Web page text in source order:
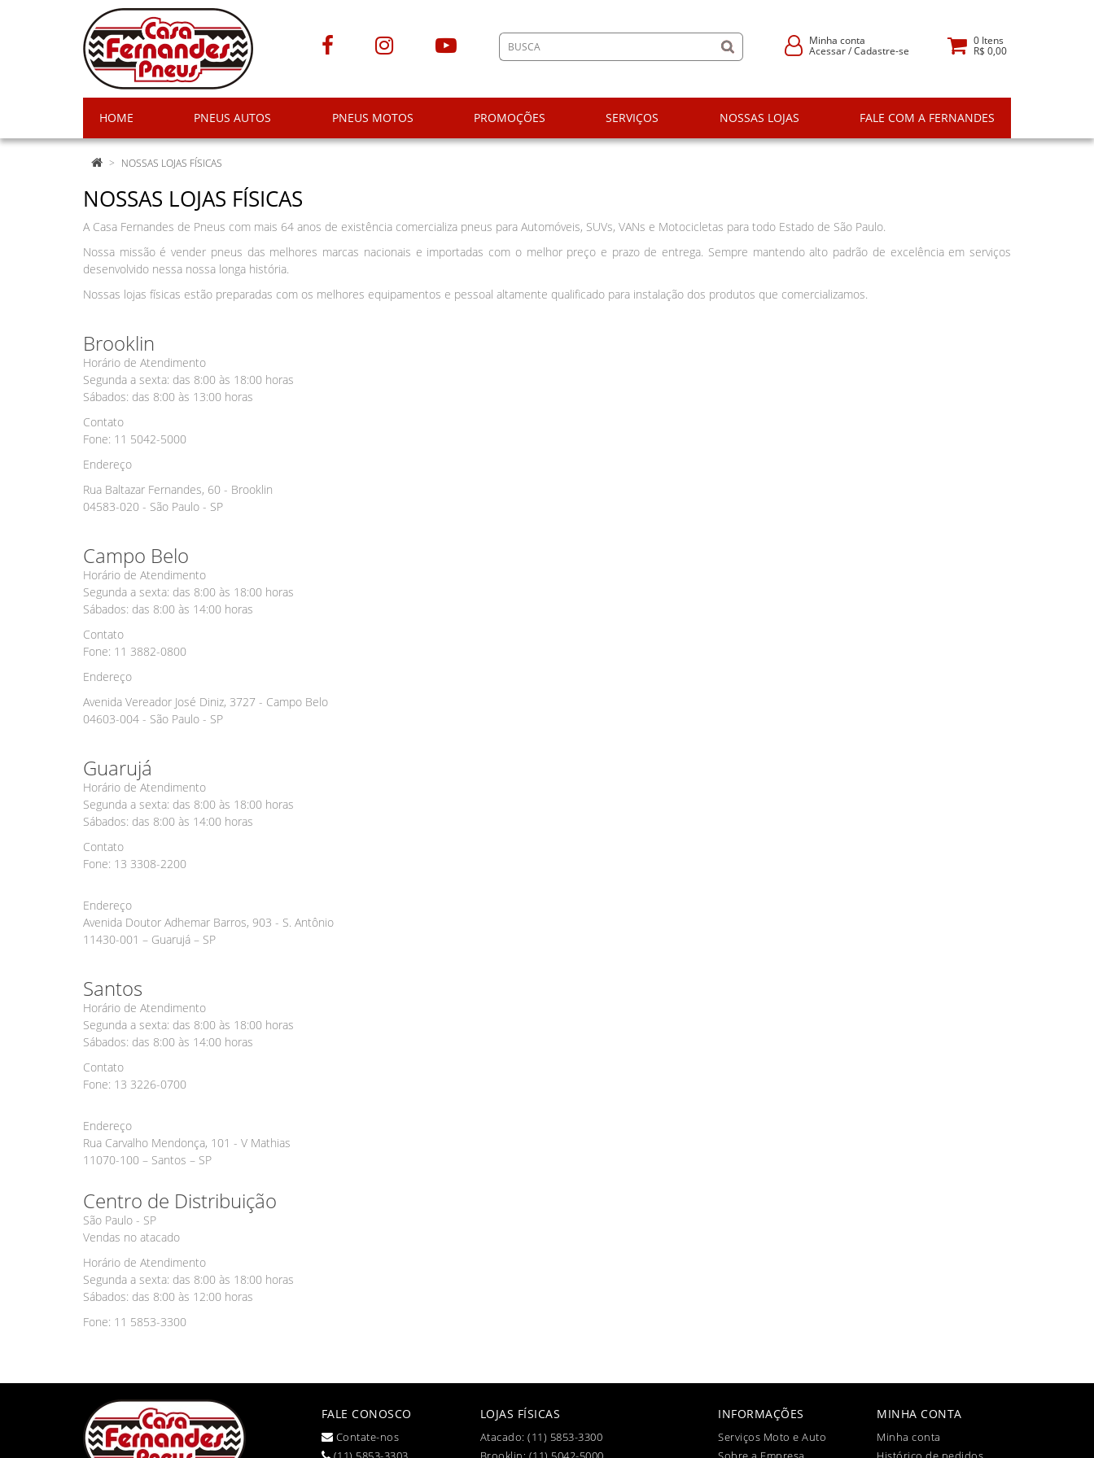
Minha conta
Acessar/Cadastre-se
0Itens
R$ 0,00
HOME PNEUS AUTOS PNEUS MOTOS PROMOÇÕES SERVIÇOS NOSSAS LOJAS FALE COM A FERNANDES
NOSSAS LOJAS FÍSICAS
NOSSAS LOJAS FÍSICAS
A Casa Fernandes de Pneus com mais 64 anos de existência comercializa pneus para Automóveis, SUVs, VANs e Motocicletas para todo Estado de São Paulo.
Nossa missão é vender pneus das melhores marcas nacionais e importadas com o melhor preço e prazo de entrega. Sempre mantendo alto padrão de excelência em serviços
desenvolvido nessa nossa longa história.
Nossas lojas físicas estão preparadas com os melhores equipamentos e pessoal altamente qualificado para instalação dos produtos que comercializamos.
Brooklin
Horário de Atendimento
Segunda a sexta: das 8:00 às 18:00 horas
Sábados: das 8:00 às 13:00 horas
Contato
Fone: 11 5042-5000
Endereço
Rua Baltazar Fernandes, 60 - Brooklin
04583-020 - São Paulo - SP
Campo Belo
Horário de Atendimento
Segunda a sexta: das 8:00 às 18:00 horas
Sábados: das 8:00 às 14:00 horas
Contato
Fone: 11 3882-0800
Endereço
Avenida Vereador José Diniz, 3727 - Campo Belo
04603-004 - São Paulo - SP
Guarujá
Horário de Atendimento
Segunda a sexta: das 8:00 às 18:00 horas
Sábados: das 8:00 às 14:00 horas
Contato
Fone: 13 3308-2200
Endereço
Avenida Doutor Adhemar Barros, 903 - S. Antônio
11430-001 – Guarujá – SP
Santos
Horário de Atendimento
Segunda a sexta: das 8:00 às 18:00 horas
Sábados: das 8:00 às 14:00 horas
Contato
Fone: 13 3226-0700
Endereço
Rua Carvalho Mendonça, 101 - V Mathias
11070-100 – Santos – SP
Centro de Distribuição
São Paulo - SP
Vendas no atacado
Horário de Atendimento
Segunda a sexta: das 8:00 às 18:00 horas
Sábados: das 8:00 às 12:00 horas
Fone: 11 5853-3300
FALE CONOSCO
Contate-nos
LOJAS FÍSICAS
Atacado: (11) 5853-3300
INFORMAÇÕES
Serviços Moto e Auto
MINHA CONTA
Minha conta